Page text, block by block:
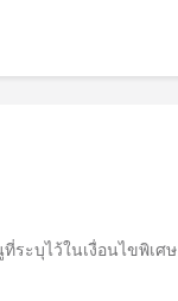
ระบุไว้ในเงื่อนไขพิเศษ